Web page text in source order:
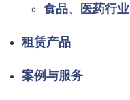
食品、医药行业
租赁产品
案例与服务